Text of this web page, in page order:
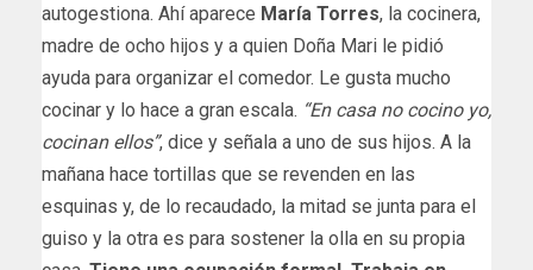
autogestiona. Ahí aparece María Torres, la cocinera,
madre de ocho hijos y a quien Doña Mari le pidió
ayuda para organizar el comedor. Le gusta mucho
cocinar y lo hace a gran escala. “En casa no cocino yo,
cocinan ellos”, dice y señala a uno de sus hijos. A la
mañana hace tortillas que se revenden en las
esquinas y, de lo recaudado, la mitad se junta para el
guiso y la otra es para sostener la olla en su propia